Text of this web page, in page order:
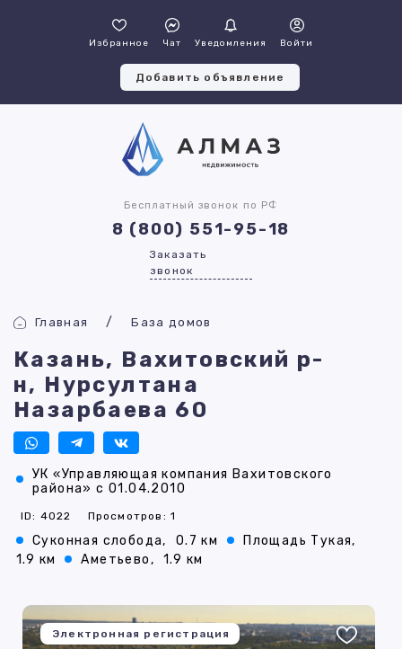
Избранное Чат Уведомления Войти
Добавить объявление
Бесплатный звонок по РФ
8 (800) 551-95-18
Заказать
звонок
Главная База домов
Казань, Вахитовский р-
н, Нурсултана
Назарбаева 60
УК «Управляющая компания Вахитовского
района» с 01.04.2010
ID: 4022 Просмотров: 1
Суконная слобода, 0.7 км
Площадь Тукая,
1.9 км
Аметьево, 1.9 км
Электронная регистрация